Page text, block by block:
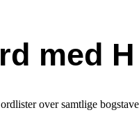
med H
over samtlige